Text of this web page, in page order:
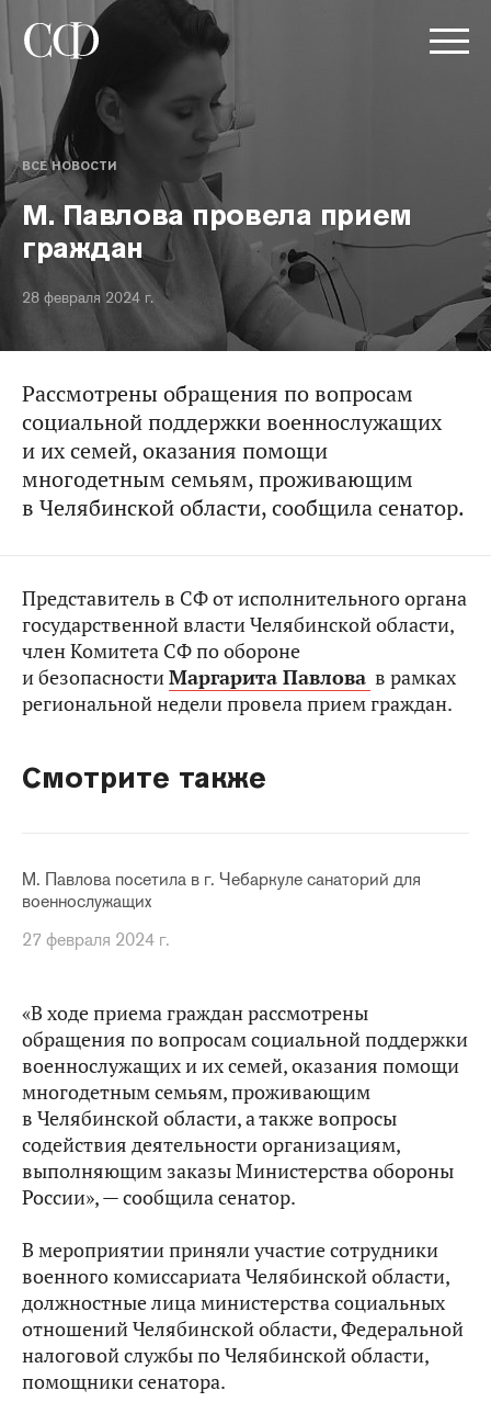
ВСЕ НОВОСТИ
М. Павлова провела прием
граждан
28 февраля 2024 г.
Рассмотрены обращения по вопросам
социальной поддержки военнослужащих
и их семей, оказания помощи
многодетным семьям, проживающим
в Челябинской области, сообщила сенатор.
Представитель в СФ от исполнительного органа
государственной власти Челябинской области,
член Комитета СФ по обороне
и безопасностиМаргарита Павлова в рамках
региональной недели провела прием граждан.
Смотрите также
М. Павлова посетила в г. Чебаркуле санаторий для
военнослужащих
27 февраля 2024 г.
«В ходе приема граждан рассмотрены
обращения по вопросам социальной поддержки
военнослужащих и их семей, оказания помощи
многодетным семьям, проживающим
в Челябинской области, а также вопросы
содействия деятельности организациям,
выполняющим заказы Министерства обороны
России», — сообщила сенатор.
В мероприятии приняли участие сотрудники
военного комиссариата Челябинской области,
должностные лица министерства социальных
отношений Челябинской области, Федеральной
налоговой службы по Челябинской области,
помощники сенатора.